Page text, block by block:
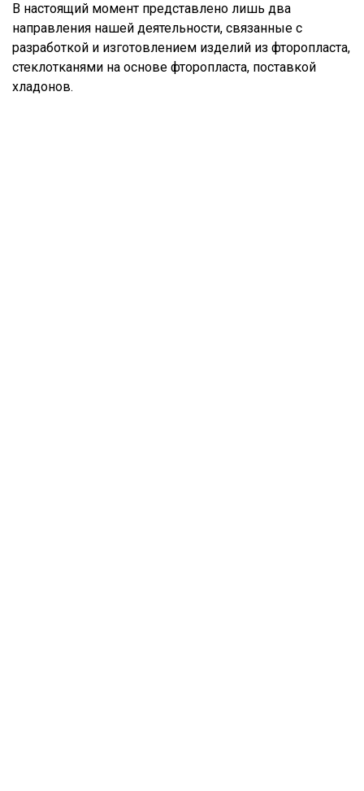
В настоящий момент представлено лишь два
направления нашей деятельности, связанные с
разработкой и изготовлением изделий из фторопласта,
стеклотканями на основе фторопласта, поставкой
хладонов.